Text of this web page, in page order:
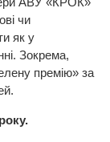
чи
як у
Зокрема,
премію» за